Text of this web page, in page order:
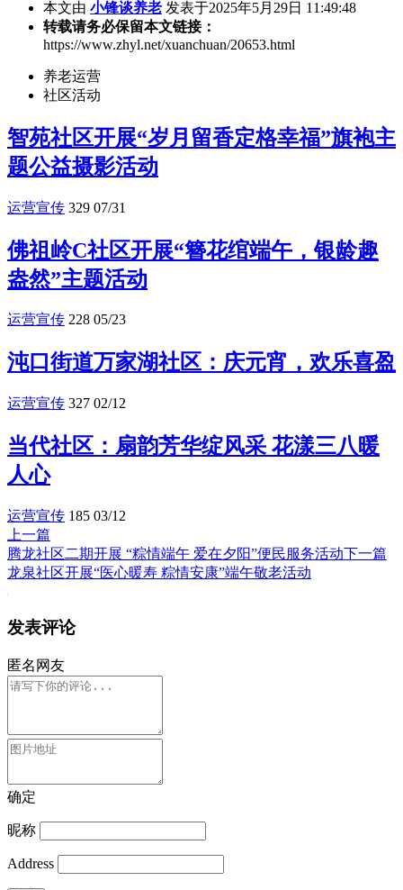
本文由 小锋谈养老 发表于2025年5月29日 11:49:48
转载请务必保留本文链接：
https://www.zhyl.net/xuanchuan/20653.html
养老运营
社区活动
智苑社区开展“岁月留香定格幸福”旗袍主
题公益摄影活动
运营宣传 329 07/31
佛祖岭C社区开展“簪花绾端午，银龄趣
盎然”主题活动
运营宣传 228 05/23
沌口街道万家湖社区：庆元宵，欢乐喜盈
运营宣传 327 02/12
当代社区：扇韵芳华绽风采 花漾三八暖
人心
运营宣传 185 03/12
上一篇
腾龙社区二期开展 “粽情端午 爱在夕阳”便民服务活动下一篇
龙泉社区开展“医心暖寿 粽情安康”端午敬老活动
发表评论
匿名网友
确定
昵称
Address